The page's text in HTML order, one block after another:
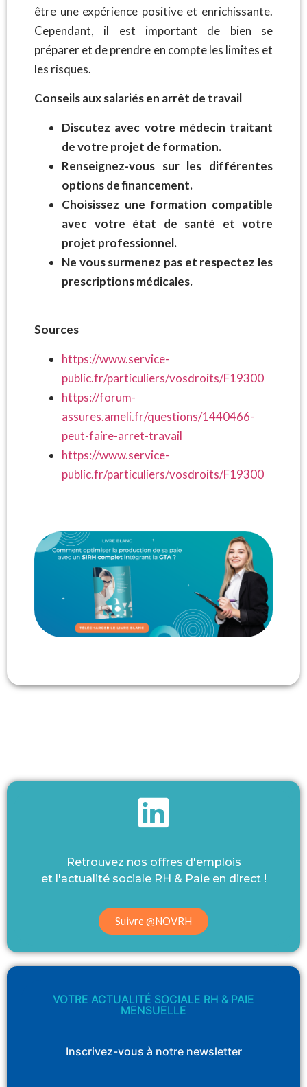
être une expérience positive et enrichissante.
Cependant, il est important de bien se
préparer et de prendre en compte les limites et
les risques.
Conseils aux salariés en arrêt de travail
Discutez avec votre médecin traitant
de votre projet de formation.
Renseignez-vous sur les différentes
options de financement.
Choisissez une formation compatible
avec votre état de santé et votre
projet professionnel.
Ne vous surmenez pas et respectez les
prescriptions médicales.
Sources
https://www.service-
public.fr/particuliers/vosdroits/F19300
https://forum-
assures.ameli.fr/questions/1440466-
peut-faire-arret-travail
https://www.service-
public.fr/particuliers/vosdroits/F19300
Retrouvez nos offres d'emplois
et l'actualité sociale RH & Paie en direct !
Suivre @NOVRH
VOTRE ACTUALITÉ SOCIALE RH & PAIE
MENSUELLE
Inscrivez-vous à notre newsletter